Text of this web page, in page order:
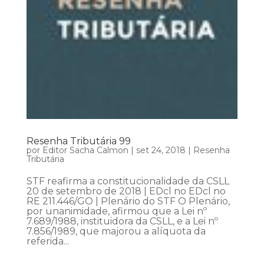
Resenha Tributária 99
por Editor Sacha Calmon | set 24, 2018 | Resenha
Tributária
STF reafirma a constitucionalidade da CSLL
20 de setembro de 2018 | EDcl no EDcl no
RE 211.446/GO | Plenário do STF O Plenário,
por unanimidade, afirmou que a Lei nº
7.689/1988, instituidora da CSLL, e a Lei nº
7.856/1989, que majorou a alíquota da
referida...